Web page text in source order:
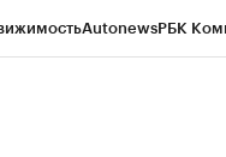
AutonewsРБК